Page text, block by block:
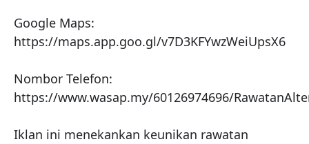
Google Maps:
https://maps.app.goo.gl/v7D3KFYwzWeiUpsX6
Nombor Telefon:
https://www.wasap.my/60126974696/
Iklan ini menekankan keunikan rawatan